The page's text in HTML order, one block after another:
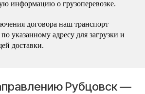
информацию о грузоперевозке.
договора наш транспорт
указанному адресу для загрузки и
доставки.
Рубцовск —